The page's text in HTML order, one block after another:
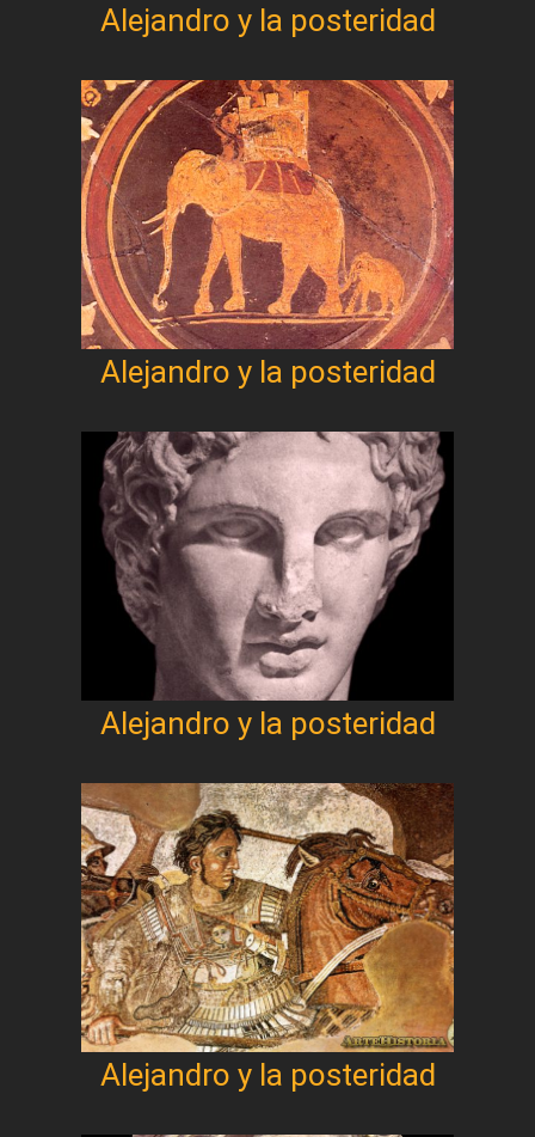
Alejandro y la posteridad
Alejandro y la posteridad
Alejandro y la posteridad
Alejandro y la posteridad